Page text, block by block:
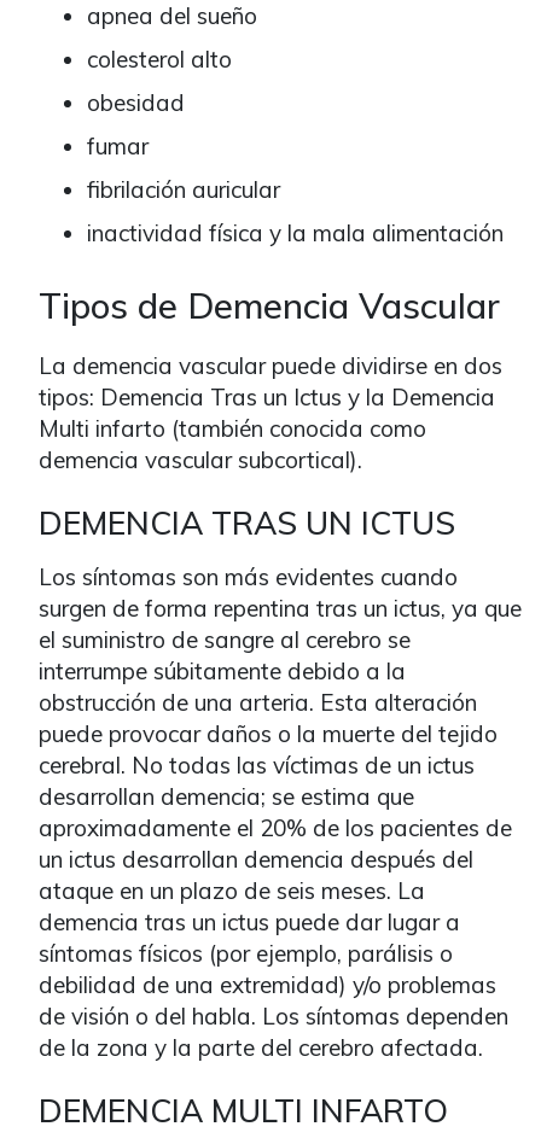
apnea del sueño
colesterol alto
obesidad
fumar
fibrilación auricular
inactividad física y la mala alimentación
Tipos de Demencia Vascular
La demencia vascular puede dividirse en dos
tipos: Demencia Tras un Ictus y la Demencia
Multi infarto (también conocida como
demencia vascular subcortical).
DEMENCIA TRAS UN ICTUS
Los síntomas son más evidentes cuando
surgen de forma repentina tras un ictus, ya que
el suministro de sangre al cerebro se
interrumpe súbitamente debido a la
obstrucción de una arteria. Esta alteración
puede provocar daños o la muerte del tejido
cerebral. No todas las víctimas de un ictus
desarrollan demencia; se estima que
aproximadamente el 20% de los pacientes de
un ictus desarrollan demencia después del
ataque en un plazo de seis meses. La
demencia tras un ictus puede dar lugar a
síntomas físicos (por ejemplo, parálisis o
debilidad de una extremidad) y/o problemas
de visión o del habla. Los síntomas dependen
de la zona y la parte del cerebro afectada.
DEMENCIA MULTI INFARTO